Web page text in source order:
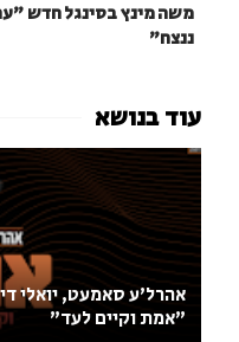
משה מינץ בסינגל חדש
ננצח"
אהרל'ע סאמעט, יואלי
"אמת וקיים לעד"